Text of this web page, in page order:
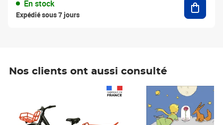
En stock
Expédié sous 7 jours
Nos clients ont aussi consulté
Prix 7,50€